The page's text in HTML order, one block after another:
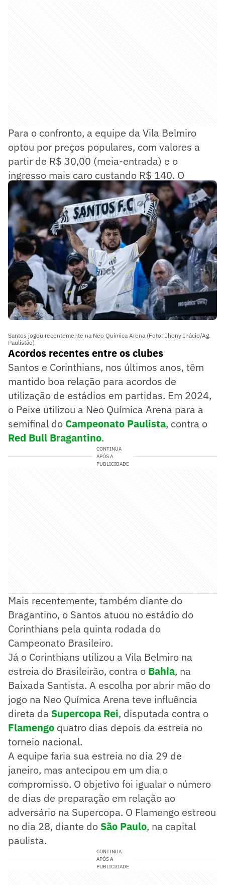
Para o confronto, a equipe da Vila Belmiro
optou por preços populares, com valores a
partir de R$ 30,00 (meia-entrada) e o
ingresso mais caro custando R$ 140. O
Santos ficará com toda a renda da partida.
Santos jogou recentemente na Neo Química Arena (Foto: Jhony Inácio/Ag.
Paulistão)
Acordos recentes entre os clubes
Santos e Corinthians, nos últimos anos, têm
mantido boa relação para acordos de
utilização de estádios em partidas. Em 2024,
o Peixe utilizou a Neo Química Arena para a
semifinal do Campeonato Paulista, contra o
Red Bull Bragantino.
CONTINUA
APÓS A
PUBLICIDADE
Mais recentemente, também diante do
Bragantino, o Santos atuou no estádio do
Corinthians pela quinta rodada do
Campeonato Brasileiro.
Já o Corinthians utilizou a Vila Belmiro na
estreia do Brasileirão, contra o Bahia, na
Baixada Santista. A escolha por abrir mão do
jogo na Neo Química Arena teve influência
direta da Supercopa Rei, disputada contra o
Flamengo quatro dias depois da estreia no
torneio nacional.
A equipe faria sua estreia no dia 29 de
janeiro, mas antecipou em um dia o
compromisso. O objetivo foi igualar o número
de dias de preparação em relação ao
adversário na Supercopa. O Flamengo estreou
no dia 28, diante do São Paulo, na capital
paulista.
CONTINUA
APÓS A
PUBLICIDADE